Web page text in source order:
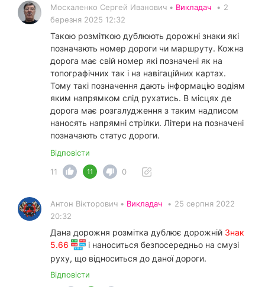
Москаленко Сергей Иванович • Викладач • 2
березня 2025 12:32
Такою розміткою дублюють дорожні знаки які
позначають номер дороги чи маршруту. Кожна
дорога має свій номер які позначені як на
топографічних так і на навігаційних картах.
Тому такі позначення дають інформацію водіям
яким напрямком слід рухатись. В місцях де
дорога має розгалудження з таким надписом
наносять напрямні стрілки. Літери на позначені
позначають статус дороги.
Відповісти
11
11 0
Антон Вікторович • Викладач • 25 серпня 2022
20:32
Дана дорожня розмітка дублює дорожній Знак
5.66
і наноситься безпосередньо на смузі
руху, що відноситься до даної дороги.
Відповісти